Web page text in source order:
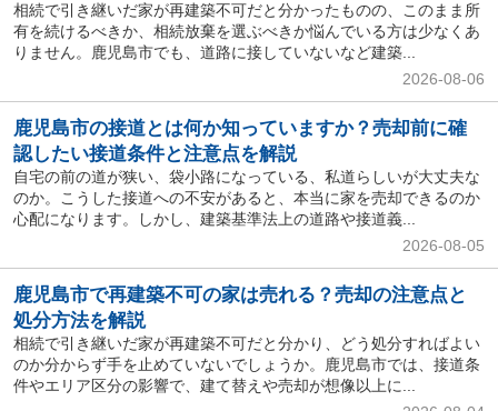
相続で引き継いだ家が再建築不可だと分かったものの、このまま所
有を続けるべきか、相続放棄を選ぶべきか悩んでいる方は少なくあ
りません。鹿児島市でも、道路に接していないなど建築...
2026-08-06
鹿児島市の接道とは何か知っていますか？売却前に確
認したい接道条件と注意点を解説
自宅の前の道が狭い、袋小路になっている、私道らしいが大丈夫な
のか。こうした接道への不安があると、本当に家を売却できるのか
心配になります。しかし、建築基準法上の道路や接道義...
2026-08-05
鹿児島市で再建築不可の家は売れる？売却の注意点と
処分方法を解説
相続で引き継いだ家が再建築不可だと分かり、どう処分すればよい
のか分からず手を止めていないでしょうか。鹿児島市では、接道条
件やエリア区分の影響で、建て替えや売却が想像以上に...